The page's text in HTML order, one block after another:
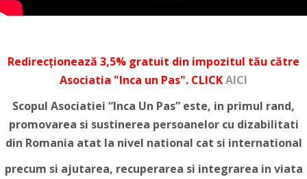
Redirecționează 3,5% gratuit din impozitul tău către
Asociatia "Inca un Pas". CLICKAICI
Scopul Asociatiei “Inca Un Pas” este, in primul rand,
promovarea si sustinerea persoanelor cu dizabilitati
din Romania atat la nivel national cat si international
precum si ajutarea, recuperarea si integrarea in viata